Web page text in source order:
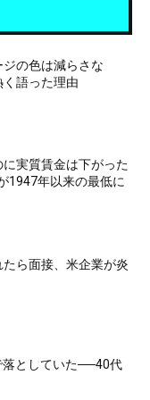
の色は減らさな
語った理由
実質賃金は下がった
1947年以来の最低に
ら面接、米企業が炎
落としていた──40代